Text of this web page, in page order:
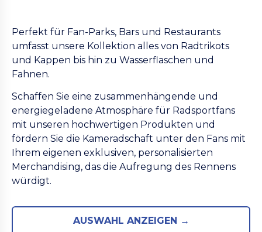
Perfekt für Fan-Parks, Bars und Restaurants
umfasst unsere Kollektion alles von Radtrikots
und Kappen bis hin zu Wasserflaschen und
Fahnen.
Schaffen Sie eine zusammenhängende und
energiegeladene Atmosphäre für Radsportfans
mit unseren hochwertigen Produkten und
fördern Sie die Kameradschaft unter den Fans mit
Ihrem eigenen exklusiven, personalisierten
Merchandising, das die Aufregung des Rennens
würdigt.
AUSWAHL ANZEIGEN →